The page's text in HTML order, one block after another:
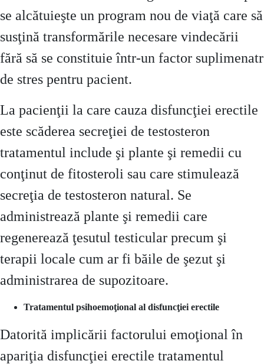
se alcătuieşte un program nou de viaţă care să
susţină transformările necesare vindecării
fără să se constituie într-un factor suplimenatr
de stres pentru pacient.
La pacienţii la care cauza disfuncţiei erectile
este scăderea secreţiei de testosteron
tratamentul include şi plante şi remedii cu
conţinut de fitosteroli sau care stimulează
secreţia de testosteron natural. Se
administrează plante şi remedii care
regenerează ţesutul testicular precum şi
terapii locale cum ar fi băile de şezut şi
administrarea de supozitoare.
Tratamentul psihoemoţional al disfuncţiei erectile
Datorită implicării factorului emoţional în
apariţia disfuncţiei erectile tratamentul